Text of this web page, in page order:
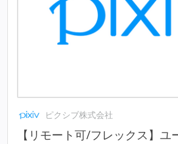
ピクシブ株式会社
【リモート可/フレックス】ユ